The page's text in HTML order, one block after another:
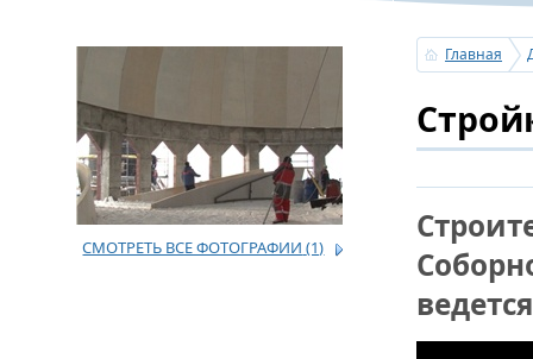
СОВЕТА
УСЕРГАН.
ПОЖАРОВ
СМОТРЕТЬ ВСЕ ФОТОГРАФИИ (1)
Главная